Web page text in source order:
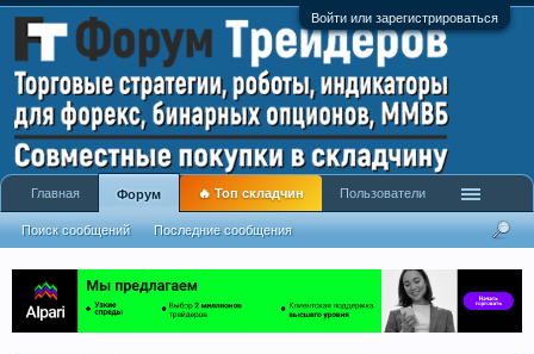
Войти или зарегистрироваться
Главная Форум
Поиск сообщений Последние сообщения
🔥 Топ складчин Пользователи